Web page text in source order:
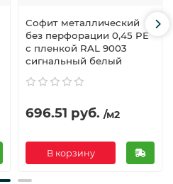
Софит металлический
без перфорации 0,45 PE
с пленкой RAL 9003
сигнальный белый
696.51 руб. /м2
В корзину